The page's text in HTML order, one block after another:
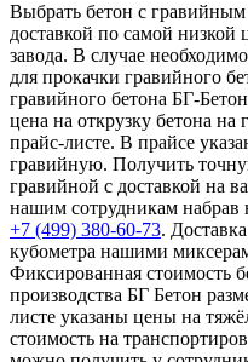
Выбрать бетон с
доставкой по самой низкой
завода. В случае
для прокачки гравийного
гравийного бетона БГ-
цена на открузку бетона
прайс-листе. В прайсе
гравийную. Получить
гравийной с доставкой на
нашим сотрудникам набрав
+7 (499) 380-60-73.
кубометра нашими
Фиксированная стоимость
производства БГ Бетон
листе указаны цены на
стоимость на